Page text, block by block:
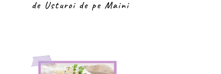
de Usturoi de pe Maini